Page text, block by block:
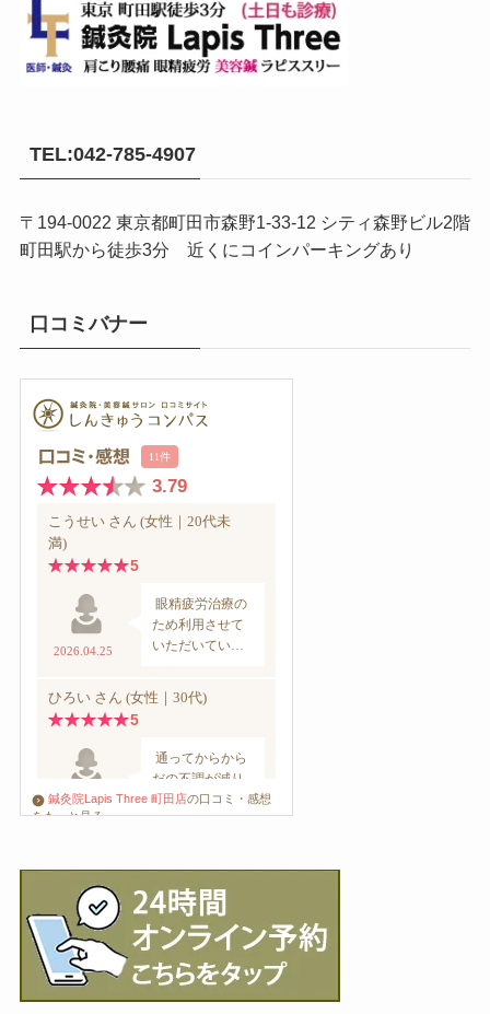
TEL:042-785-4907
〒194-0022 東京都町田市森野1-33-12 シティ森野ビル2階
町田駅から徒歩3分 近くにコインパーキングあり
口コミバナー
鍼灸院Lapis Three 町田店の口コミ・感想
をもっと見る